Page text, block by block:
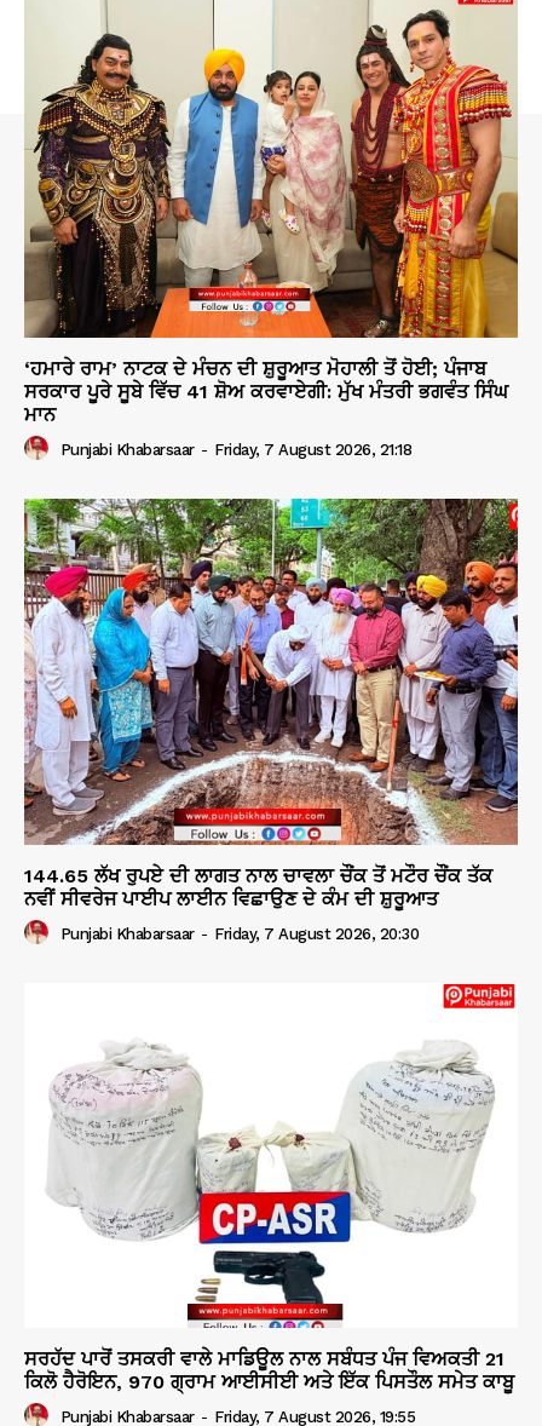
‘ਹਮਾਰੇ ਰਾਮ’ ਨਾਟਕ ਦੇ ਮੰਚਨ ਦੀ ਸ਼ੁਰੂਆਤ ਮੋਹਾਲੀ ਤੋਂ ਹੋਈ; ਪੰਜਾਬ
ਸਰਕਾਰ ਪੂਰੇ ਸੂਬੇ ਵਿੱਚ 41 ਸ਼ੋਅ ਕਰਵਾਏਗੀ: ਮੁੱਖ ਮੰਤਰੀ ਭਗਵੰਤ ਸਿੰਘ
ਮਾਨ
Punjabi Khabarsaar - Friday, 7 August 2026, 21:18
144.65 ਲੱਖ ਰੁਪਏ ਦੀ ਲਾਗਤ ਨਾਲ ਚਾਵਲਾ ਚੌਂਕ ਤੋਂ ਮਟੌਰ ਚੌਂਕ ਤੱਕ
ਨਵੀਂ ਸੀਵਰੇਜ ਪਾਈਪ ਲਾਈਨ ਵਿਛਾਉਣ ਦੇ ਕੰਮ ਦੀ ਸ਼ੁਰੂਆਤ
Punjabi Khabarsaar - Friday, 7 August 2026, 20:30
ਸਰਹੱਦ ਪਾਰੋਂ ਤਸਕਰੀ ਵਾਲੇ ਮਾਡਿਊਲ ਨਾਲ ਸਬੰਧਤ ਪੰਜ ਵਿਅਕਤੀ 21
ਕਿਲੋ ਹੈਰੋਇਨ, 970 ਗ੍ਰਾਮ ਆਈਸੀਈ ਅਤੇ ਇੱਕ ਪਿਸਤੌਲ ਸਮੇਤ ਕਾਬੂ
Punjabi Khabarsaar - Friday, 7 August 2026, 19:55